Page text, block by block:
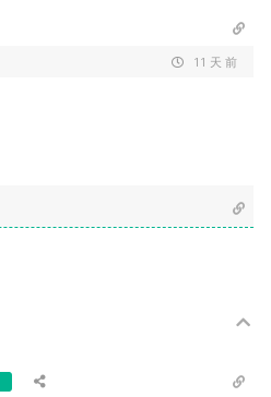
11 天 前